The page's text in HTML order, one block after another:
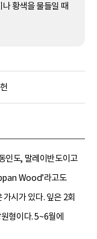
황색을 물들일 때
인도, 말레이반도이고
Wood’라고도
시가 있다. 잎은 2회
형이다. 5~6월에